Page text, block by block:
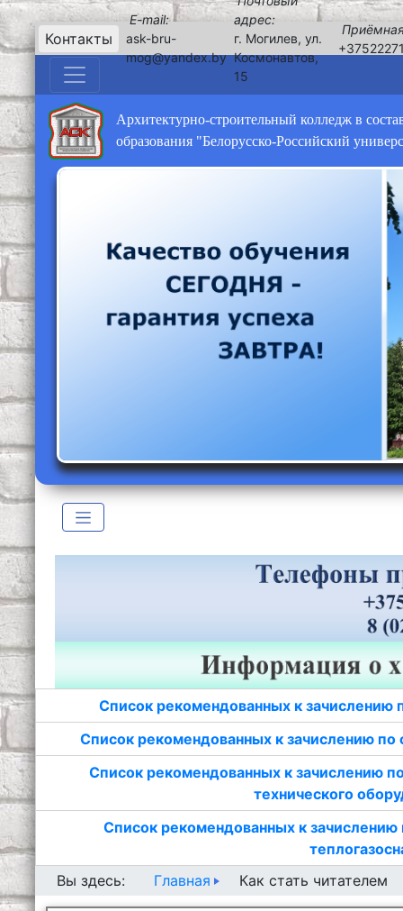
Контакты
E-mail:
ask-bru-
mog@yandex.by
адрес:
г. Могилев, ул.
Космонавтов,
15
Архитектурно-строительный колледж в
образования "Белорусско-Российский
Список рекомендованных к зачислению
Список рекомендованных к зачислению
Список рекомендованных к зачислению
технического
Список рекомендованных к
Вы здесь:
Главная Как стать читателем